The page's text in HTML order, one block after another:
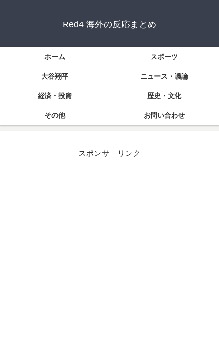
Red4 海外の反応まとめ
ホーム スポーツ
大谷翔平 ニュース・議論
経済・投資 歴史・文化
その他 お問い合わせ
スポンサーリンク